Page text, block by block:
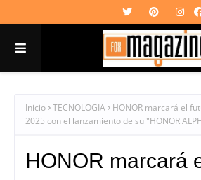
Inicio TECNOLOGIA
HONOR marcará el
2025 con el lanzamiento de su "HONOR
HONOR marcará